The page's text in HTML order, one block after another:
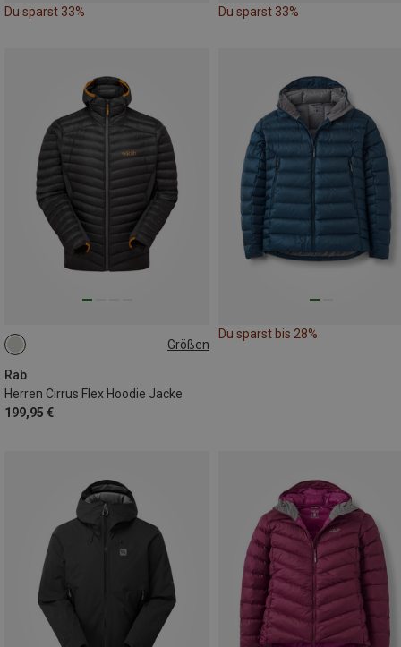
Du sparst 33% Du sparst 33%
Größen
Rab
Herren Cirrus Flex Hoodie Jacke
199,95 €
S
Du sparst bis 28%